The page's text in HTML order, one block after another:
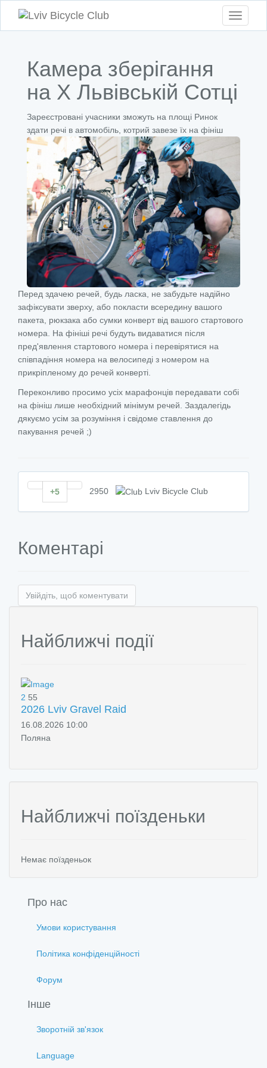
Toggle
Камера зберігання
на X Львівській Сотці
Зареєстровані учасники зможуть на площі Ринок
здати речі в автомобіль, котрий завезе їх на фініш
Перед здачею речей, будь ласка, не забудьте надійно
зафіксувати зверху, або покласти всередину вашого
пакета, рюкзака або сумки конверт від вашого стартового
номера. На фініші речі будуть видаватися після
пред'явлення стартового номера і перевірятися на
співпадіння номера на велосипеді з номером на
прикріпленому до речей конверті.
Переконливо просимо усіх марафонців передавати собі
на фініш лише необхідний мінімум речей. Заздалегідь
дякуємо усім за розуміння і свідоме ставлення до
пакування речей ;)
+5 2950 Lviv Bicycle Club
Коментарі
Увійдіть, щоб коментувати
Найближчі події
2 55
2026 Lviv Gravel Raid
16.08.2026 10:00
Поляна
Найближчі поїзденьки
Немає поїзденьок
Про нас
Умови користування
Політика конфіденційності
Форум
Інше
Зворотній зв'язок
Language